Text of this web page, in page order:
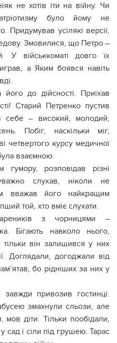
не хотів іти на війну. Чи
було йому не
Придумував усілякі версії,
Змовилися, що Петро –
військкоматі довго їх
а Яким боявся навіть
до дійсності. Приїхав
Старий Петренко пустив
себе – високий, молодий,
Побіг, наскільки міг,
четвертого курсу медичної
взаємною.
гумору, розповідав різні
слухав, ніколи не
вважав його найкращим
той, хто вміє слухати.
з чорницями –
Бігають навколо нього,
він залишився у них
Доглядали, догоджали від
бо рідніших за них у
привозив гостинці.
змахнули сльози, але
діти. Тільки пообідали,
сад і сіли під грушею. Тарас